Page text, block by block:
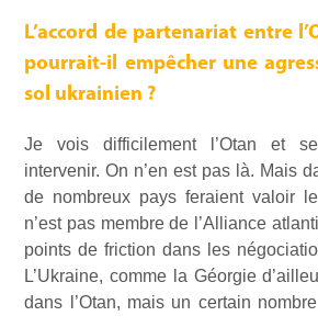
L’accord de partenariat entre
pourrait-il empêcher une
sol ukrainien ?
Je vois difficilement l’Otan et
intervenir. On n’en est pas là. Mais
de nombreux pays feraient valoir
n’est pas membre de l’Alliance
points de friction dans les
L’Ukraine, comme la Géorgie
dans l’Otan, mais un certain